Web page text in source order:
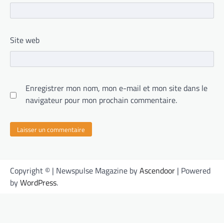
Site web
Enregistrer mon nom, mon e-mail et mon site dans le
navigateur pour mon prochain commentaire.
Copyright © | Newspulse Magazine byAscendoor | Powered
byWordPress.